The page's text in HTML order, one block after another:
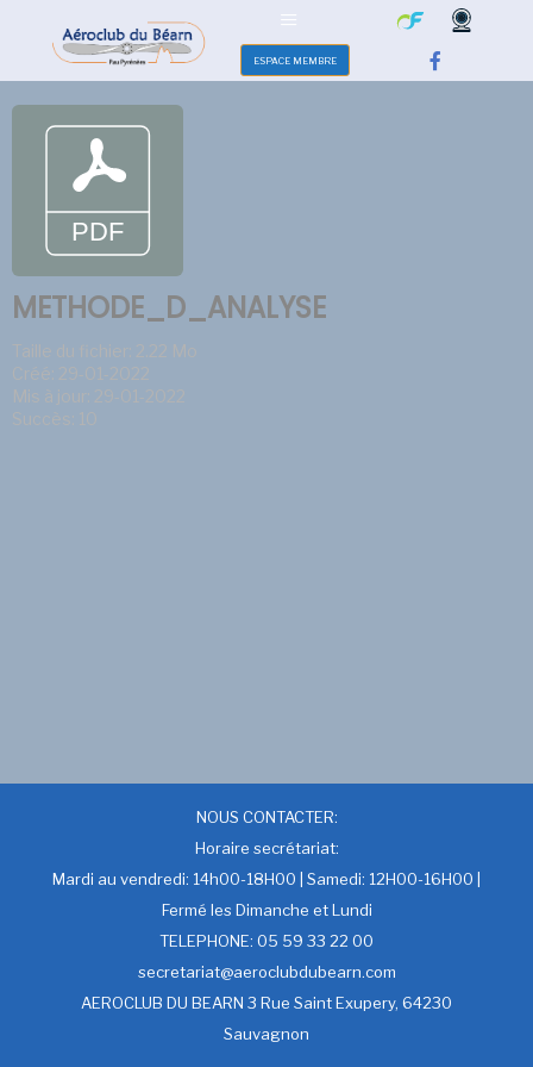
ESPACE MEMBRE
METHODE_D_ANALYSE
Taille du fichier: 2.22 Mo
Créé: 29-01-2022
Mis à jour: 29-01-2022
Succès: 10
NOUS CONTACTER:
Horaire secrétariat:
Mardi au vendredi: 14h00-18H00 | Samedi: 12H00-16H00 |
Fermé les Dimanche et Lundi
TELEPHONE: 05 59 33 22 00
secretariat@aeroclubdubearn.com
AEROCLUB DU BEARN 3 Rue Saint Exupery, 64230
Sauvagnon